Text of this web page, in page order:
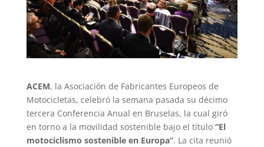
ACEM, la Asociación de Fabricantes Europeos de
Motocicletas, celebró la semana pasada su décimo
tercera Conferencia Anual en Bruselas, la cual giró
en torno a la movilidad sostenible bajo el título “El
motociclismo sostenible en Europa”. La cita reunió